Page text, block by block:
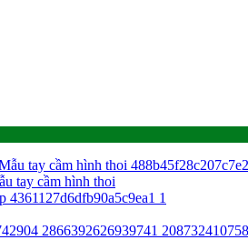
tay cầm hình thoi